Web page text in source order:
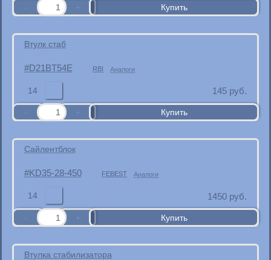
Втулк стаб
D21BT54E RBI Аналоги
14 145 руб.
Сайлентблок
KD35-28-450 FEBEST Аналоги
14 1450 руб.
Втулка стабилизатора